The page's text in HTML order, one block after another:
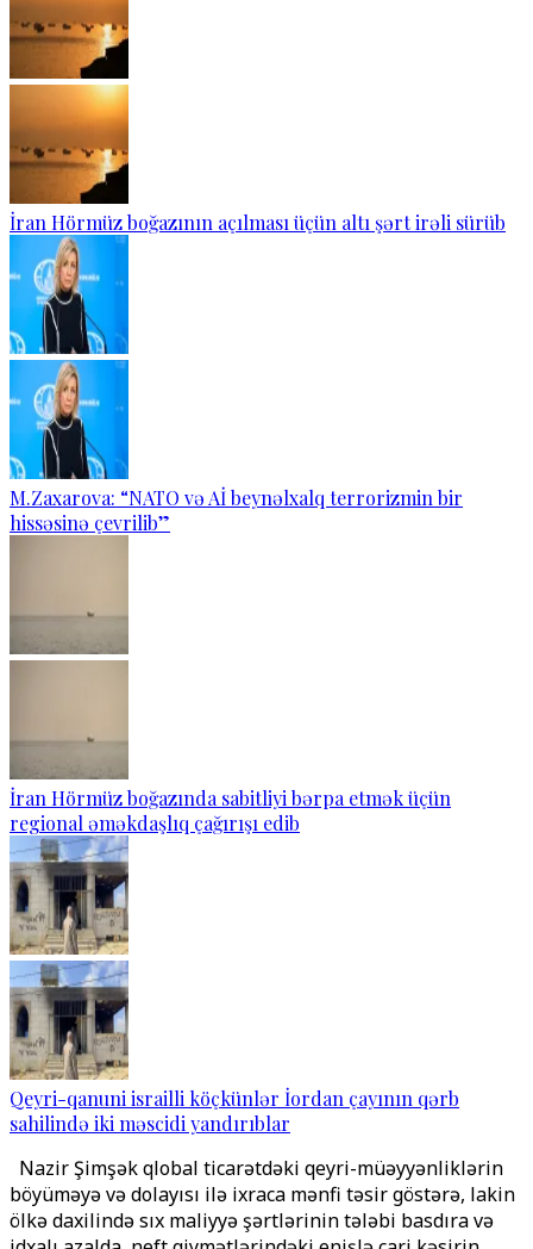
İran Hörmüz boğazının açılması üçün altı şərt irəli sürüb
M.Zaxarova: “NATO və Aİ beynəlxalq terrorizmin bir
hissəsinə çevrilib”
İran Hörmüz boğazında sabitliyi bərpa etmək üçün
regional əməkdaşlıq çağırışı edib
Qeyri-qanuni israilli köçkünlər İordan çayının qərb
sahilində iki məscidi yandırıblar
Nazir Şimşək qlobal ticarətdəki qeyri-müəyyənliklərin
böyüməyə və dolayısı ilə ixraca mənfi təsir göstərə, lakin
ölkə daxilində sıx maliyyə şərtlərinin tələbi basdıra və